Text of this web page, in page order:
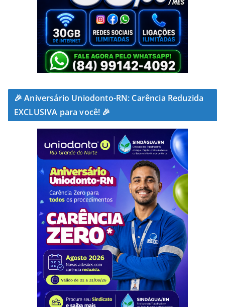
🎉 Aniversário Uniodonto-RN: Carência Reduzida
EXCLUSIVA para você! 🎉